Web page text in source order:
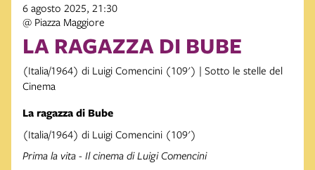
6 agosto 2025, 21:30
@ Piazza Maggiore
LA RAGAZZA DI BUBE
(Italia/1964) di Luigi Comencini (109') | Sotto le stelle del
Cinema
La ragazza di Bube
(Italia/1964) di Luigi Comencini (109')
Prima la vita - Il cinema di Luigi Comencini